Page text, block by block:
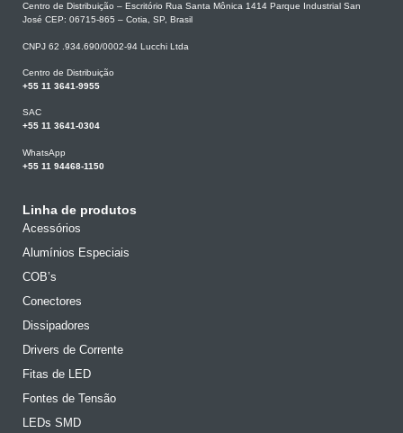
Centro de Distribuição – Escritório Rua Santa Mônica 1414 Parque Industrial San
José CEP: 06715-865 – Cotia, SP, Brasil
CNPJ 62 .934.690/0002-94 Lucchi Ltda
Centro de Distribuição
+55 11 3641-9955
SAC
+55 11 3641-0304
WhatsApp
+55 11 94468-1150
Linha de produtos
Acessórios
Alumínios Especiais
COB’s
Conectores
Dissipadores
Drivers de Corrente
Fitas de LED
Fontes de Tensão
LEDs SMD